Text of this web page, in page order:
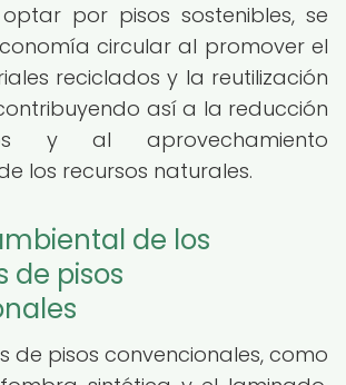
por pisos sostenibles, se
circular al promover el
reciclados y la reutilización
así a la reducción
y al aprovechamiento
los recursos naturales.
de los
de pisos
de pisos convencionales, como